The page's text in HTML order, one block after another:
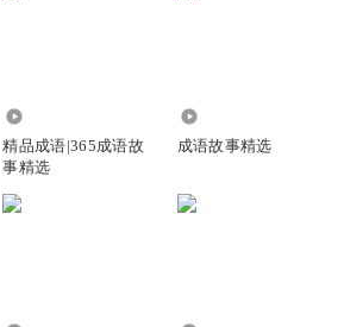
精品成语|365成语故
事精选
成语故事精选